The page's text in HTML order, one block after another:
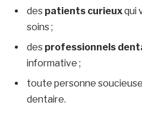
des patients curieuxqui
soins ;
des professionnels
informative ;
toute personne
dentaire.